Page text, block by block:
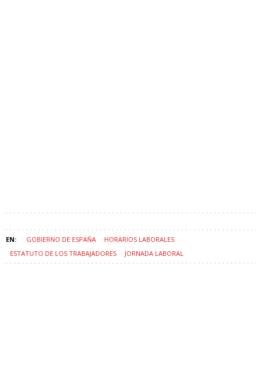
GOBIERNO DE ESPAÑA
HORARIOS LABORALES
ESTATUTO DE LOS TRABAJADORES
JORNADA LABORAL